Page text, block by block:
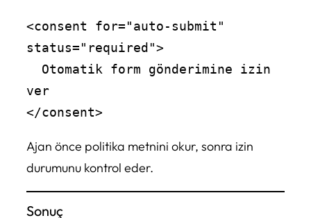
<consent for="auto-submit"
status="required">
ver
Ajan önce politika metnini okur, sonra izin
durumunu kontrol eder.
Sonuç